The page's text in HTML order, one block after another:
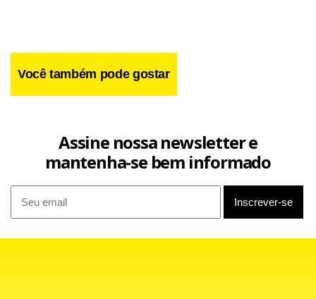
Para a coordenadora do projeto de combate ao tráfico de
pessoas, Thaís Dumet, essa situação é um problema
Você também pode gostar
Assine nossa newsletter e
mantenha-se bem informado